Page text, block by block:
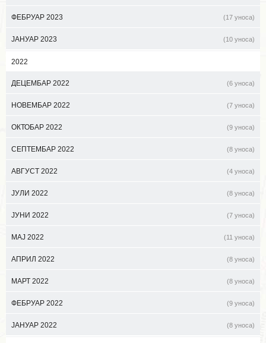
ФЕБРУАР 2023 (17 уноса)
ЈАНУАР 2023 (10 уноса)
2022
ДЕЦЕМБАР 2022 (6 уноса)
НОВЕМБАР 2022 (7 уноса)
ОКТОБАР 2022 (9 уноса)
СЕПТЕМБАР 2022 (8 уноса)
АВГУСТ 2022 (4 уноса)
ЈУЛИ 2022 (8 уноса)
ЈУНИ 2022 (7 уноса)
МАЈ 2022 (11 уноса)
АПРИЛ 2022 (8 уноса)
МАРТ 2022 (8 уноса)
ФЕБРУАР 2022 (9 уноса)
ЈАНУАР 2022 (8 уноса)